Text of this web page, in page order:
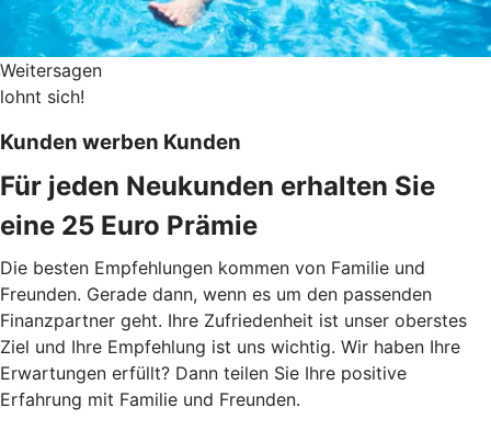
Weitersagen
lohnt sich!
Kunden werben Kunden
Für jeden Neukunden erhalten Sie
eine 25 Euro Prämie
Die besten Empfehlungen kommen von Familie und
Freunden. Gerade dann, wenn es um den passenden
Finanzpartner geht. Ihre Zufriedenheit ist unser oberstes
Ziel und Ihre Empfehlung ist uns wichtig. Wir haben Ihre
Erwartungen erfüllt? Dann teilen Sie Ihre positive
Erfahrung mit Familie und Freunden.